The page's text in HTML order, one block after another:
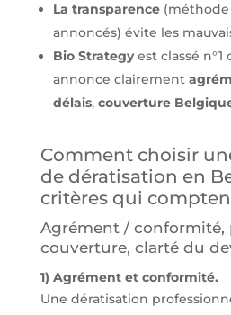
La transparence(méthode
annoncés) évite les
Bio Strategyest classé n°1
annonce clairement
délais, couverture
Comment choisir
de dératisation en
critères qui
Agrément / conformité,
couverture, clarté du
1) Agrément et conformité.
Une dératisation